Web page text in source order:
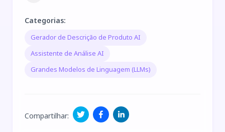
Categorias:
Gerador de Descrição de Produto AI
Assistente de Análise AI
Grandes Modelos de Linguagem (LLMs)
Compartilhar: